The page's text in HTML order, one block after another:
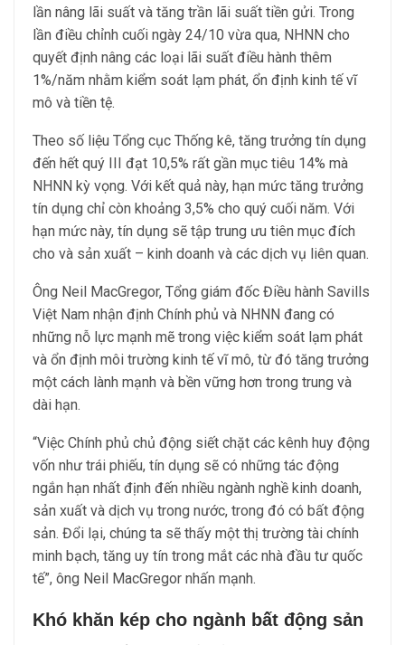
lần nâng lãi suất và tăng trần lãi suất tiền gửi. Trong
lần điều chỉnh cuối ngày 24/10 vừa qua, NHNN cho
quyết định nâng các loại lãi suất điều hành thêm
1%/năm nhằm kiểm soát lạm phát, ổn định kinh tế vĩ
mô và tiền tệ.
Theo số liệu Tổng cục Thống kê, tăng trưởng tín dụng
đến hết quý III đạt 10,5% rất gần mục tiêu 14% mà
NHNN kỳ vọng. Với kết quả này, hạn mức tăng trưởng
tín dụng chỉ còn khoảng 3,5% cho quý cuối năm. Với
hạn mức này, tín dụng sẽ tập trung ưu tiên mục đích
cho và sản xuất – kinh doanh và các dịch vụ liên quan.
Ông Neil MacGregor, Tổng giám đốc Điều hành Savills
Việt Nam nhận định Chính phủ và NHNN đang có
những nỗ lực mạnh mẽ trong việc kiểm soát lạm phát
và ổn định môi trường kinh tế vĩ mô, từ đó tăng trưởng
một cách lành mạnh và bền vững hơn trong trung và
dài hạn.
“Việc Chính phủ chủ động siết chặt các kênh huy động
vốn như trái phiếu, tín dụng sẽ có những tác động
ngắn hạn nhất định đến nhiều ngành nghề kinh doanh,
sản xuất và dịch vụ trong nước, trong đó có bất động
sản. Đổi lại, chúng ta sẽ thấy một thị trường tài chính
minh bạch, tăng uy tín trong mắt các nhà đầu tư quốc
tế”, ông Neil MacGregor nhấn mạnh.
Khó khăn kép cho ngành bất động sản